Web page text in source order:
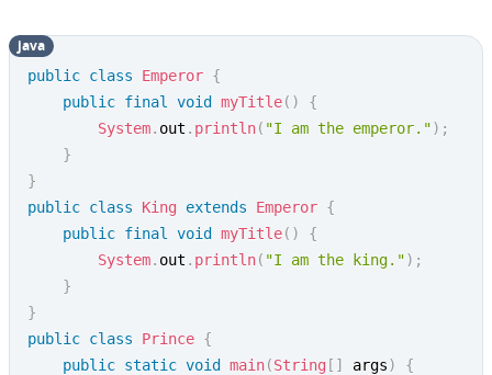
public class Emperor {
public final void myTitle( )
{
System. out . println( "I am the emperor.") ;
}
}
public class King extends Emperor {
public final void myTitle( )
{
System. out . println( "I am the king.") ;
}
}
public class Prince {
public static void main(String [ ] args)
{
java